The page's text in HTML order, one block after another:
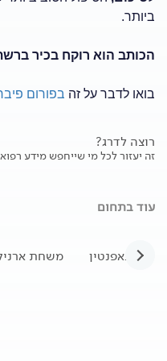
ביותר.
הכותב הוא רוקח בכיר
בואו לדבר על זה בפורום
רוצה לדרג?
זה יעזור לכל מי שייחפש מידע
עוד בתחום
גאבאפנטין משחת